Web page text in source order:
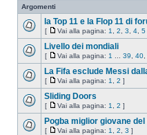
Argomenti
la Top 11 e la Flop 11 di
[ Vai alla pagina: 1 2 3 4 5
Livello dei mondiali
[ Vai alla pagina: 1 39 40
La Fifa esclude Messi
[ Vai alla pagina: 1 2 ]
Sliding Doors
[ Vai alla pagina: 1 2 ]
Pogba miglior giovane
[ Vai alla pagina: 1 2 3 ]